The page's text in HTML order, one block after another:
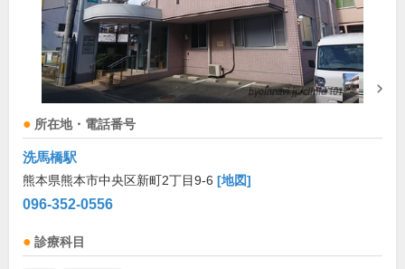
所在地・電話番号
洗馬橋駅
熊本県熊本市中央区新町2丁目9-6 [地図]
096-352-0556
診療科目